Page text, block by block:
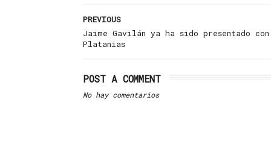
PREVIOUS
Jaime Gavilán ya ha sido presentado
Platanias
POST A COMMENT
No hay comentarios